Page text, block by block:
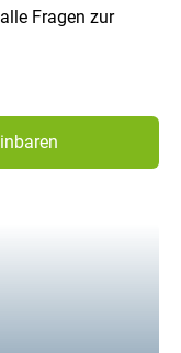
Fragen zur